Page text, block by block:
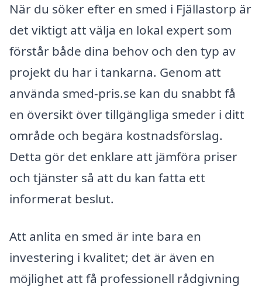
När du söker efter en smed i Fjällastorp är
det viktigt att välja en lokal expert som
förstår både dina behov och den typ av
projekt du har i tankarna. Genom att
använda smed-pris.se kan du snabbt få
en översikt över tillgängliga smeder i ditt
område och begära kostnadsförslag.
Detta gör det enklare att jämföra priser
och tjänster så att du kan fatta ett
informerat beslut.
Att anlita en smed är inte bara en
investering i kvalitet; det är även en
möjlighet att få professionell rådgivning